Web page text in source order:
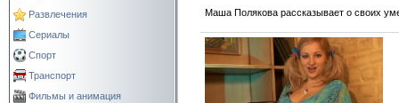
Развлечения
Сериалы
Спорт
Транспорт
Фильмы и анимация
Маша Полякова рассказывает о своих